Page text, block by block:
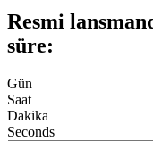
Resmi
süre:
Gün
Saat
Dakika
Seconds